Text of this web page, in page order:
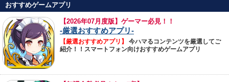
おすすめゲームアプリ
【2026年07月度版】ゲーマー必見！！
-厳選おすすめアプリ-
【厳選おすすめアプリ】
今ハマるコンテンツを厳選してご
紹介！！スマートフォン向けおすすめゲームアプリ